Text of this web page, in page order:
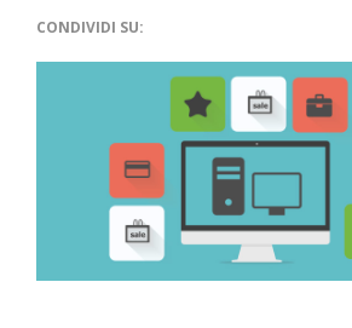
CONDIVIDI SU: